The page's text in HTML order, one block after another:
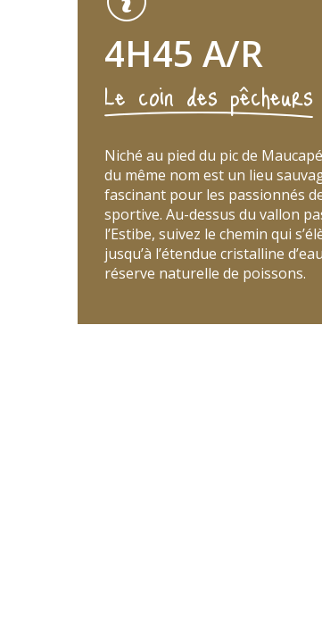
4H45 A/R
Le coin des pêcheurs
Niché au pied du pic de
du même nom est un lieu
fascinant pour les passionnés
sportive. Au-dessus du vallon
l’Estibe, suivez le chemin qui
jusqu’à l’étendue cristalline
réserve naturelle de poissons.